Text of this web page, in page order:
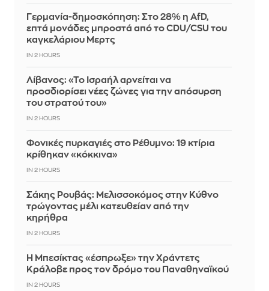
Γερμανία-δημοσκόπηση: Στο 28% η AfD,
επτά μονάδες μπροστά από το CDU/CSU του
καγκελάριου Μερτς
IN 2 HOURS
Λίβανος: «Το Ισραήλ αρνείται να
προσδιορίσει νέες ζώνες για την απόσυρση
του στρατού του»
IN 2 HOURS
Φονικές πυρκαγιές στο Ρέθυμνο: 19 κτίρια
κρίθηκαν «κόκκινα»
IN 2 HOURS
Σάκης Ρουβάς: Μελισσοκόμος στην Κύθνο
τρώγοντας μέλι κατευθείαν από την
κηρήθρα
IN 2 HOURS
Η Μπεσίκτας «έσπρωξε» την Χράντετς
Κράλοβε προς τον δρόμο του Παναθηναϊκού
IN 2 HOURS